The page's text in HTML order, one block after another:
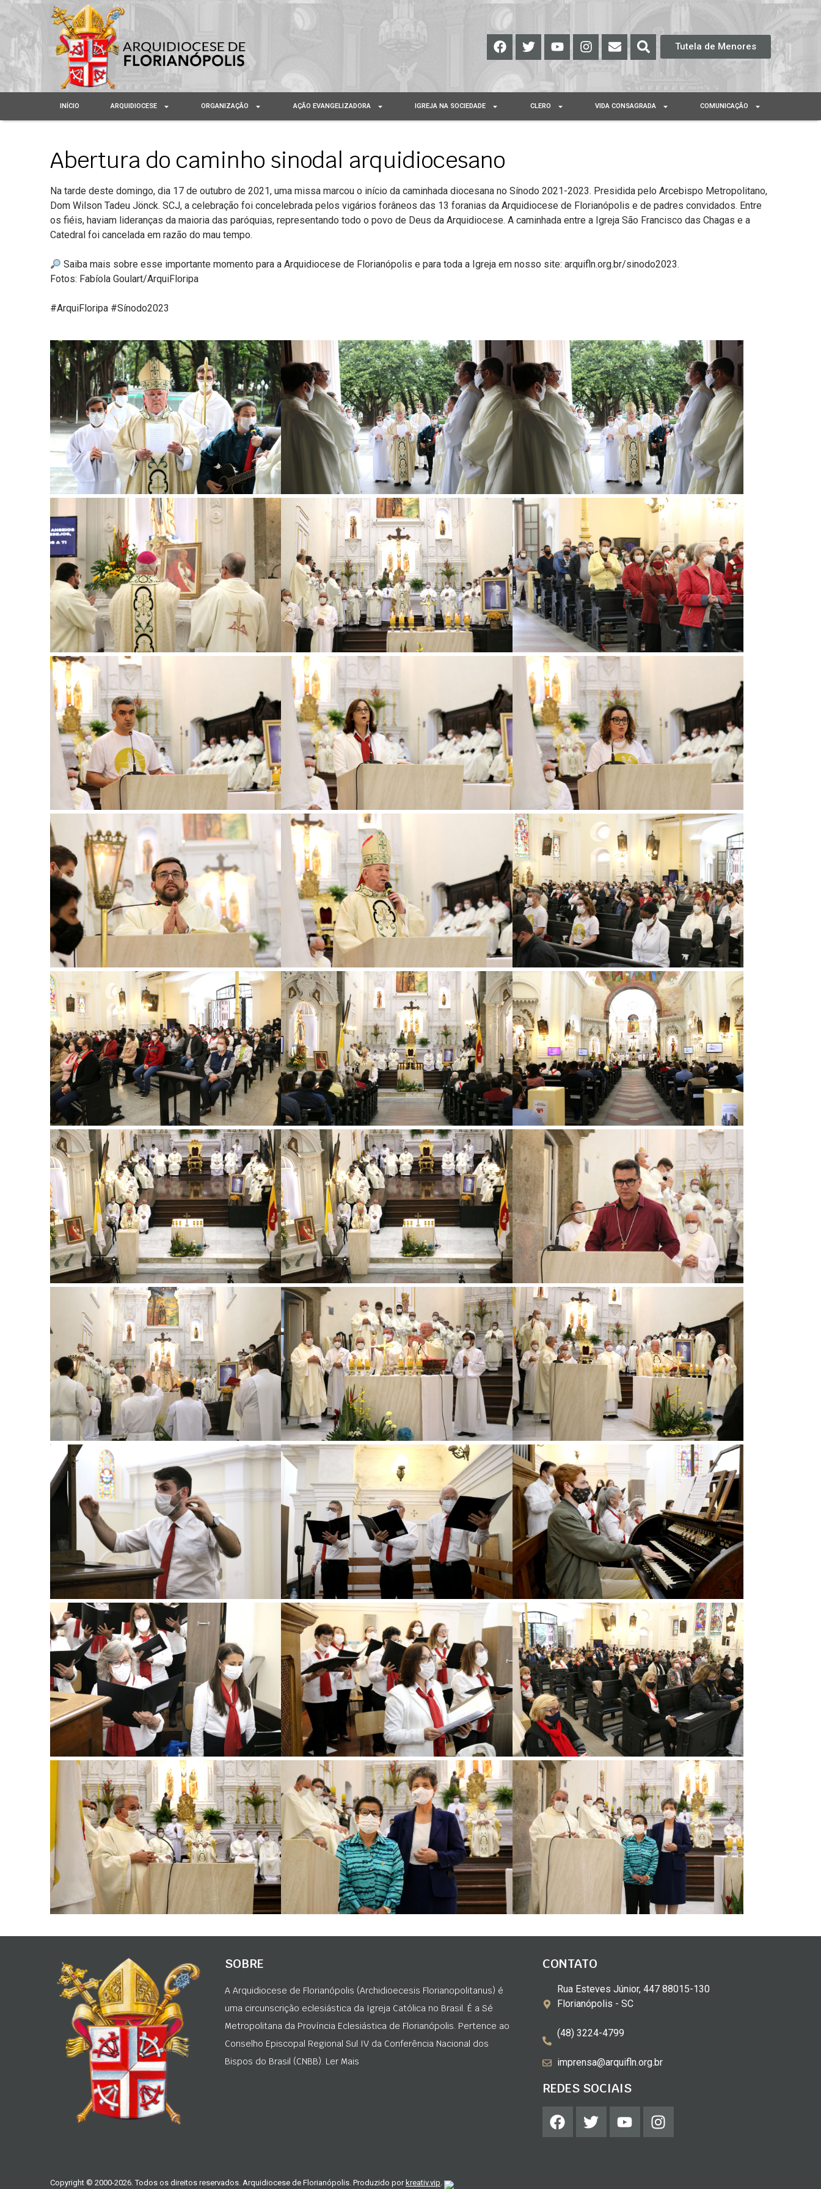
Tutela de Menores
INÍCIO ARQUIDIOCESE ORGANIZAÇÃO AÇÃO EVANGELIZADORA IGREJA NA SOCIEDADE CLERO VIDA CONSAGRADA COMUNICAÇÃO
Abertura do caminho sinodal arquidiocesano
Na tarde deste domingo, dia 17 de outubro de 2021, uma missa marcou o início da caminhada diocesana no Sínodo 2021-2023. Presidida pelo Arcebispo Metropolitano,
Dom Wilson Tadeu Jönck. SCJ, a celebração foi concelebrada pelos vigários forâneos das 13 foranias da Arquidiocese de Florianópolis e de padres convidados. Entre
os fiéis, haviam lideranças da maioria das paróquias, representando todo o povo de Deus da Arquidiocese. A caminhada entre a Igreja São Francisco das Chagas e a
Catedral foi cancelada em razão do mau tempo.
Saiba mais sobre esse importante momento para a Arquidiocese de Florianópolis e para toda a Igreja em nosso site: arquifln.org.br/sinodo2023.
Fotos: Fabíola Goulart/ArquiFloripa
#ArquiFloripa #Sínodo2023
SOBRE
A Arquidiocese de Florianópolis (Archidioecesis Florianopolitanus) é
uma circunscrição eclesiástica da Igreja Católica no Brasil. É a Sé
Metropolitana da Província Eclesiástica de Florianópolis. Pertence ao
Conselho Episcopal Regional Sul IV da Conferência Nacional dos
Bispos do Brasil (CNBB). Ler Mais
CONTATO
Rua Esteves Júnior, 447 88015-130
Florianópolis - SC
(48) 3224-4799
imprensa@arquifln.org.br
REDES SOCIAIS
Copyright © 2000-2026. Todos os direitos reservados. Arquidiocese de Florianópolis. Produzido por kreativ.vip.